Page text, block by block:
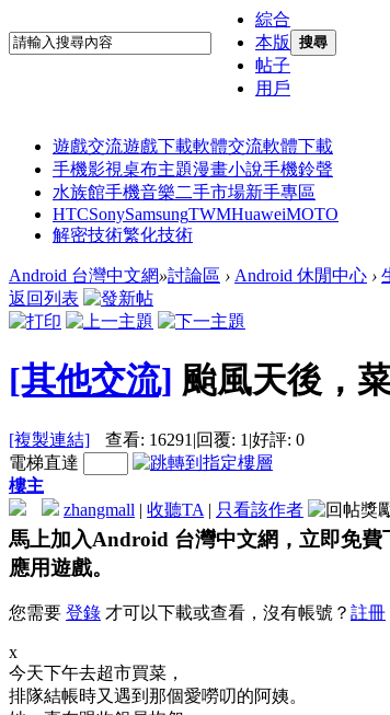
綜合
本版
帖子
用戶
搜尋
遊戲交流遊戲下載軟體交流軟體下載
手機影視桌布主題漫畫小說手機鈴聲
水族館手機音樂二手市場新手專區
HTCSonySamsungTWMHuaweiMOTO
解密技術繁化技術
Android 台灣中文網»討論區 › Android 休閒中心 ›
返回列表
[其他交流] 颱風天後，
[複製連結] 查看: 16291 |回覆: 1 |好評: 0
電梯直達
樓主
zhangmall | 收聽TA | 只看該作者
馬上加入Android 台灣中文網，立即免費
應用遊戲。
您需要 登錄 才可以下載或查看，沒有帳號？ 註冊
x
今天下午去超市買菜，
排隊結帳時又遇到那個愛嘮叨的阿姨。